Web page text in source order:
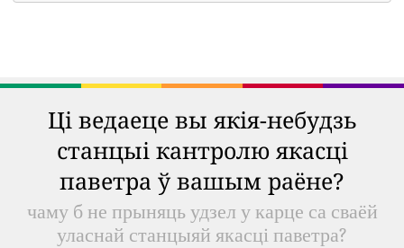
Ці ведаеце вы якія-небудзь
станцыі кантролю якасці
паветра ў вашым раёне?
чаму б не прыняць удзел у карце са сваёй
уласнай станцыяй якасці паветра?